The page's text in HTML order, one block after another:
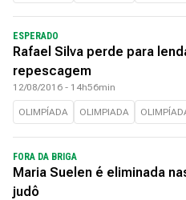
ESPERADO
Rafael Silva perde para
repescagem
12/08/2016 - 14h56min
OLIMPÍADA OLIMPIADA
FORA DA BRIGA
Maria Suelen é eliminada
judô